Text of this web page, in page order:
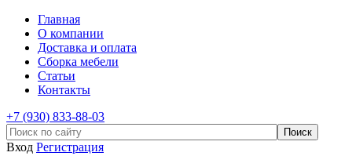
Главная
О компании
Доставка и оплата
Сборка мебели
Статьи
Контакты
+7 (930) 833-88-03
Вход Регистрация